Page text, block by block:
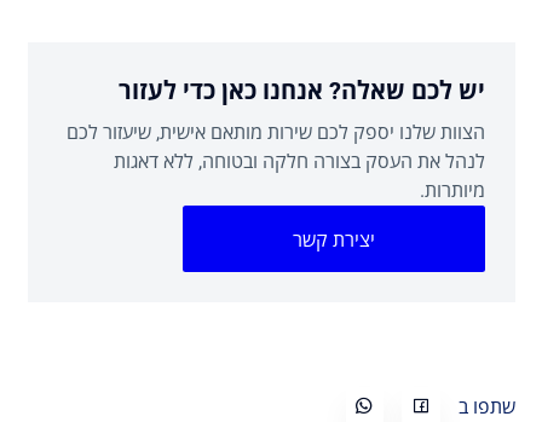
יש לכם שאלה? אנחנו כאן כדי לעזור
הצוות שלנו יספק לכם שירות מותאם אישית, שיעזור לכם
לנהל את העסק בצורה חלקה ובטוחה, ללא דאגות
מיותרות.
יצירת קשר
שתפו ב